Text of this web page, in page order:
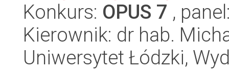
Konkurs: OPUS 7 ,
Kierownik: dr hab.
Uniwersytet Łódzki,